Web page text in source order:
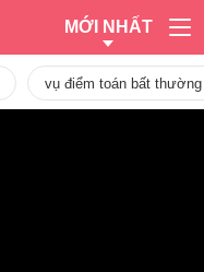
MỚI NHẤT
vụ điểm toán bất